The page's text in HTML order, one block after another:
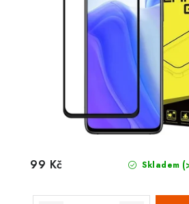
Skladem
99 Kč